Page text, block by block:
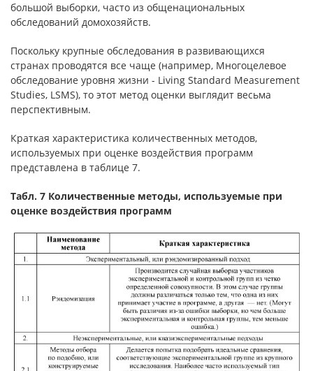
большой выборки, часто из общенациональных
обследований домохозяйств.
Поскольку крупные обследования в развивающихся
странах прово­дятся все чаще (например, Многоцелевое
обследование уровня жизни - Living Standard Measurement
Studies, LSMS), то этот метод оценки выглядит весьма
перспективным.
Краткая характеристика количественных методов,
используемых при оценке воздействия программ
представлена в таблице 7.
Табл. 7 Количественные методы, используемые при
оценке воздействия программ